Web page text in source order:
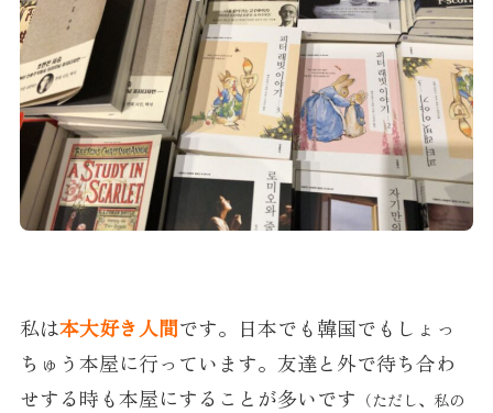
私は本大好き人間です。日本でも韓国でもしょっ
ちゅう本屋に行っています。友達と外で待ち合わ
せする時も本屋にすることが多いです （ただし、私の